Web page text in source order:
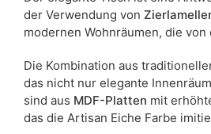
der Verwendung von
modernen Wohnräumen, die
Die Kombination aus
das nicht nur elegante
sind aus MDF-Platten mit
das die Artisan Eiche Farbe